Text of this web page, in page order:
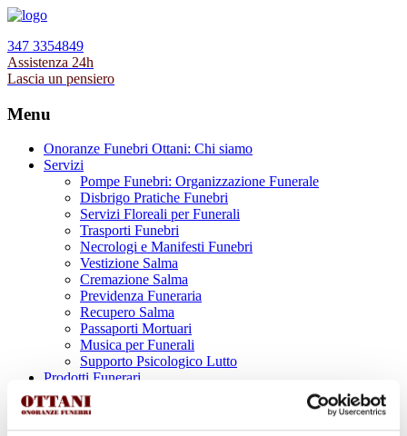
347 3354849
Assistenza 24h
Lascia un pensiero
Menu
Onoranze Funebri Ottani: Chi siamo
Servizi
Pompe Funebri: Organizzazione Funerale
Disbrigo Pratiche Funebri
Servizi Floreali per Funerali
Trasporti Funebri
Necrologi e Manifesti Funebri
Vestizione Salma
Cremazione Salma
Previdenza Funeraria
Recupero Salma
Passaporti Mortuari
Musica per Funerali
Supporto Psicologico Lutto
Prodotti Funerari
Lapidi, Lastre tombali e Monumenti Funerari
Urne Cinerarie
Allestimento Funebre